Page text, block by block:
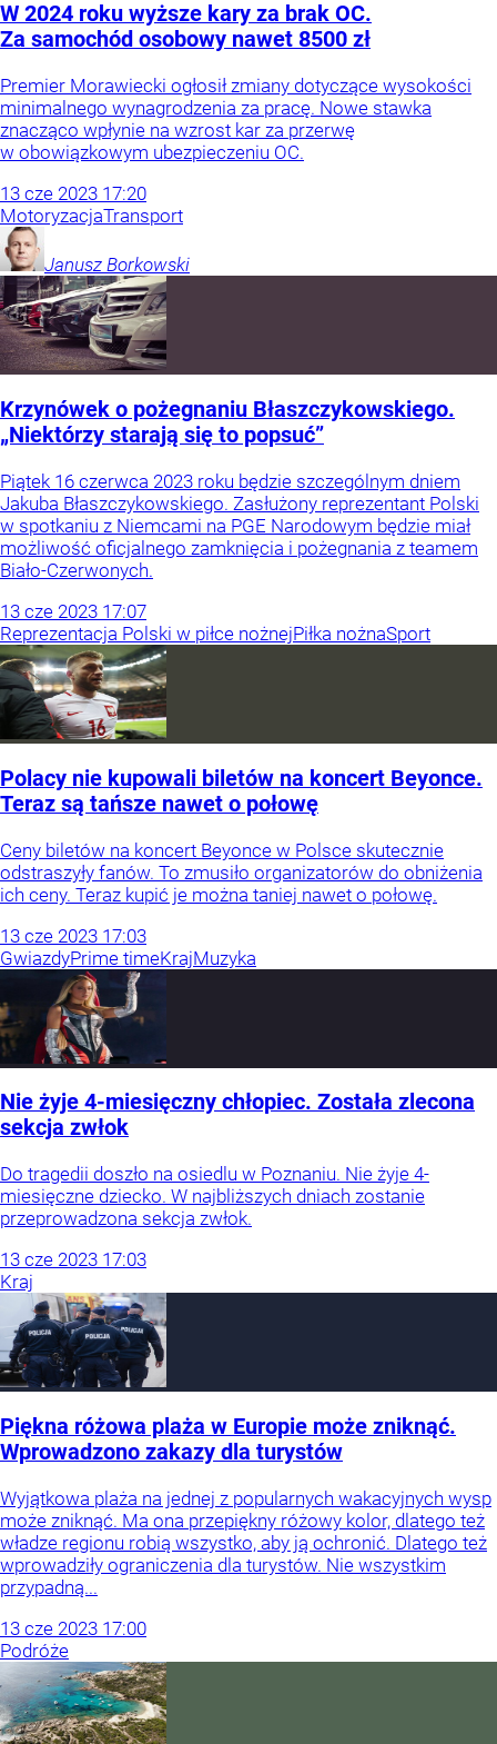
W 2024 roku wyższe kary za brak OC.
Za samochód osobowy nawet 8500 zł
Premier Morawiecki ogłosił zmiany dotyczące wysokości
minimalnego wynagrodzenia za pracę. Nowe stawka
znacząco wpłynie na wzrost kar za przerwę
w obowiązkowym ubezpieczeniu OC.
13 cze 2023 17:20
MotoryzacjaTransport
Janusz Borkowski
Krzynówek o pożegnaniu Błaszczykowskiego.
„Niektórzy starają się to popsuć”
Piątek 16 czerwca 2023 roku będzie szczególnym dniem
Jakuba Błaszczykowskiego. Zasłużony reprezentant Polski
w spotkaniu z Niemcami na PGE Narodowym będzie miał
możliwość oficjalnego zamknięcia i pożegnania z teamem
Biało-Czerwonych.
13 cze 2023 17:07
Reprezentacja Polski w piłce nożnejPiłka nożnaSport
Polacy nie kupowali biletów na koncert Beyonce.
Teraz są tańsze nawet o połowę
Ceny biletów na koncert Beyonce w Polsce skutecznie
odstraszyły fanów. To zmusiło organizatorów do obniżenia
ich ceny. Teraz kupić je można taniej nawet o połowę.
13 cze 2023 17:03
GwiazdyPrime timeKrajMuzyka
Nie żyje 4-miesięczny chłopiec. Została zlecona
sekcja zwłok
Do tragedii doszło na osiedlu w Poznaniu. Nie żyje 4-
miesięczne dziecko. W najbliższych dniach zostanie
przeprowadzona sekcja zwłok.
13 cze 2023 17:03
Kraj
Piękna różowa plaża w Europie może zniknąć.
Wprowadzono zakazy dla turystów
Wyjątkowa plaża na jednej z popularnych wakacyjnych wysp
może zniknąć. Ma ona przepiękny różowy kolor, dlatego też
władze regionu robią wszystko, aby ją ochronić. Dlatego też
wprowadziły ograniczenia dla turystów. Nie wszystkim
przypadną...
13 cze 2023 17:00
Podróże